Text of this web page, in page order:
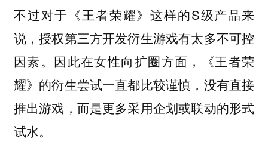
不过对于《王者荣耀》这样的S级产品来
说，授权第三方开发衍生游戏有太多不可控
因素。因此在女性向扩圈方面，《王者荣
耀》的衍生尝试一直都比较谨慎，没有直接
推出游戏，而是更多采用企划或联动的形式
试水。